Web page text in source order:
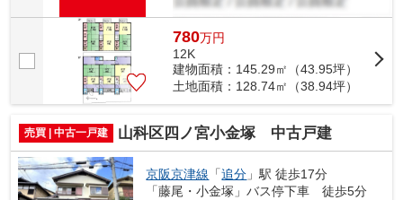
780万円
12K
建物面積：145.29㎡（43.95坪）
土地面積：128.74㎡（38.94坪）
売買 | 中古一戸建 山科区四ノ宮小金塚 中古戸建
京阪京津線 「追分 」駅 徒歩17分
「藤尾・小金塚」バス停下車 徒歩5分